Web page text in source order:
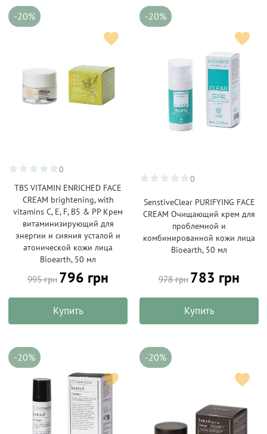
-20%
0
TBS VITAMIN ENRICHED FACE
CREAM brightening, with
vitamins C, E, F, B5 & PP Крем
витаминизирующий для
энергии и сияния усталой и
атонической кожи лица
Bioearth, 50 мл
995 грн 796 грн
Купить
-20%
0
SenstiveClear PURIFYING FACE
CREAM Очищающий крем для
проблемной и
комбинированной кожи лица
Bioearth, 50 мл
978 грн 783 грн
Купить
-20% -20%